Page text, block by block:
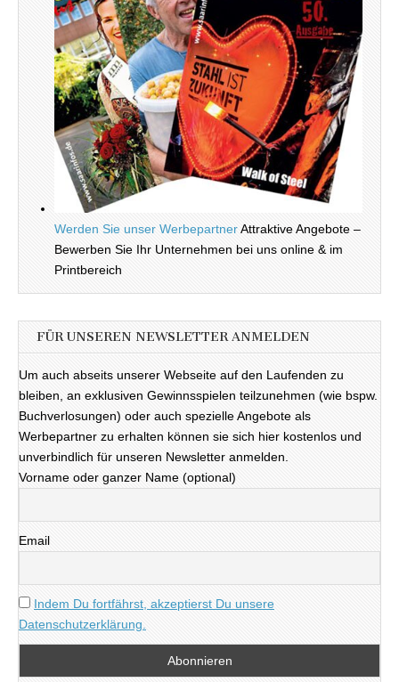
Werden Sie unser WerbepartnerAttraktive Angebote –
Bewerben Sie Ihr Unternehmen bei uns online & im
Printbereich
FÜR UNSEREN NEWSLETTER ANMELDEN
Um auch abseits unserer Webseite auf den Laufenden zu
bleiben, an exklusiven Gewinnsspielen teilzunehmen (wie bspw.
Buchverlosungen) oder auch spezielle Angebote als
Werbepartner zu erhalten können sie sich hier kostenlos und
unverbindlich für unseren Newsletter anmelden.
Vorname oder ganzer Name (optional)
Email
Indem Du fortfährst, akzeptierst Du unsere
Datenschutzerklärung.